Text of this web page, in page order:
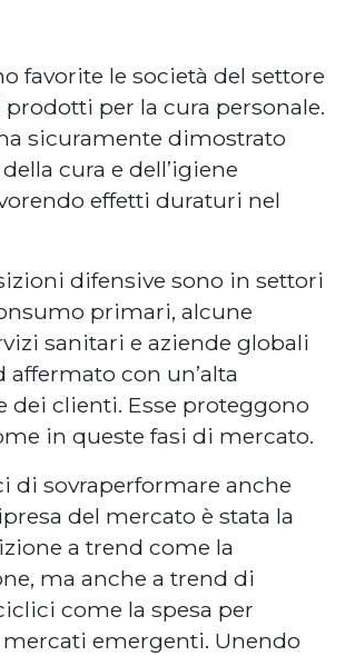
favorite le società del settore
per la cura personale.
sicuramente dimostrato
cura e dell’igiene
effetti duraturi nel
difensive sono in settori
primari, alcune
sanitari e aziende globali
con un’alta
dei clienti. Esse proteggono
in queste fasi di mercato.
di sovraperformare anche
del mercato è stata la
a trend come la
ma anche a trend di
come la spesa per
emergenti. Unendo